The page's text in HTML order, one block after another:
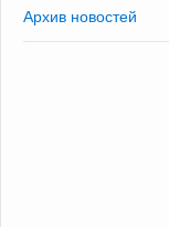
Архив новостей